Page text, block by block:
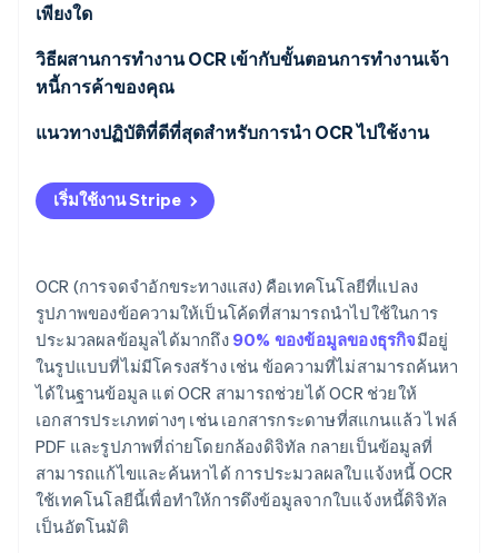
Stripe Sessions 2026
ดูว่า Stripe กำลังสร้างโครงสร้างพื้นฐานระบบเศรษฐกิจสำหรับ
AI อย่างไร
รับชมเลย
การตรวจสอบความถูกต้องของข้อมูล
การผสานการทํางานของระบบการเงิน
การค้นหาและการเรียกดูข้อมูล
เพียงใด
ความถูกต้อง
วิธีผสานการทํางาน OCR เข้ากับขั้นตอนการทํางานเจ้า
หนี้การค้าของคุณ
เลือกซอฟต์แวร์ OCR ที่เหมาะสม
จัดเตรียมใบแจ้งหนี้ของคุณ
ตั้งค่าขั้นตอนการทํางานของ OCR
ติดตั้งใช้งานขั้นตอนการตรวจสอบ
ตรวจสอบและเพิ่มประสิทธิภาพ
แนวทางปฏิบัติที่ดีที่สุดสําหรับการนํา OCR ไปใช้งาน
กำหนดวัตถุประสงค์ของคุณ
เลือกโซลูชัน OCR ที่เหมาะสม
กําหนดค่าและฝึกระบบ OCR ของคุณ
ติดตั้งใช้งานกระบวนการตรวจสอบและแก้ไข
ผสานการทํางานกับระบบอื่นๆ
เริ่มใช้งาน Stripe
OCR (การจดจําอักขระทางแสง) คือเทคโนโลยีที่แปลง
รูปภาพของข้อความให้เป็นโค้ดที่สามารถนําไปใช้ในการ
ประมวลผลข้อมูลได้มากถึง 90% ของข้อมูลของธุรกิจมีอยู่
ในรูปแบบที่ไม่มีโครงสร้าง เช่น ข้อความที่ไม่สามารถค้นหา
ได้ในฐานข้อมูล แต่ OCR สามารถช่วยได้ OCR ช่วยให้
เอกสารประเภทต่างๆ เช่น เอกสารกระดาษที่สแกนแล้ว ไฟล์
PDF และรูปภาพที่ถ่ายโดยกล้องดิจิทัล กลายเป็นข้อมูลที่
สามารถแก้ไขและค้นหาได้ การประมวลผลใบแจ้งหนี้ OCR
ใช้เทคโนโลยีนี้เพื่อทำให้การดึงข้อมูลจากใบแจ้งหนี้ดิจิทัล
เป็นอัตโนมัติ